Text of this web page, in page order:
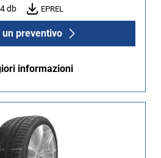
db EPREL
un preventivo
informazioni